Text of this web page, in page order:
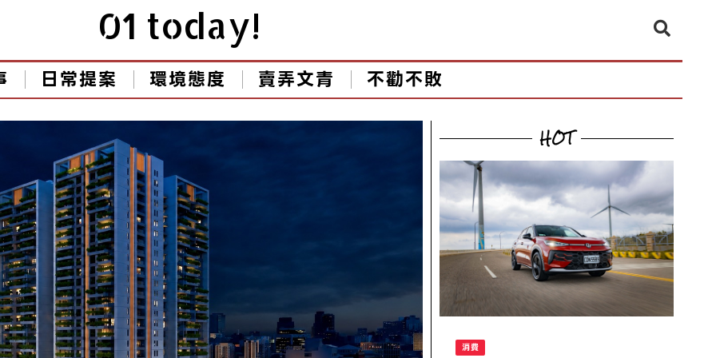
01 today!
日常提案 環境態度 賣弄文青 不勸不敗
HOT
消費